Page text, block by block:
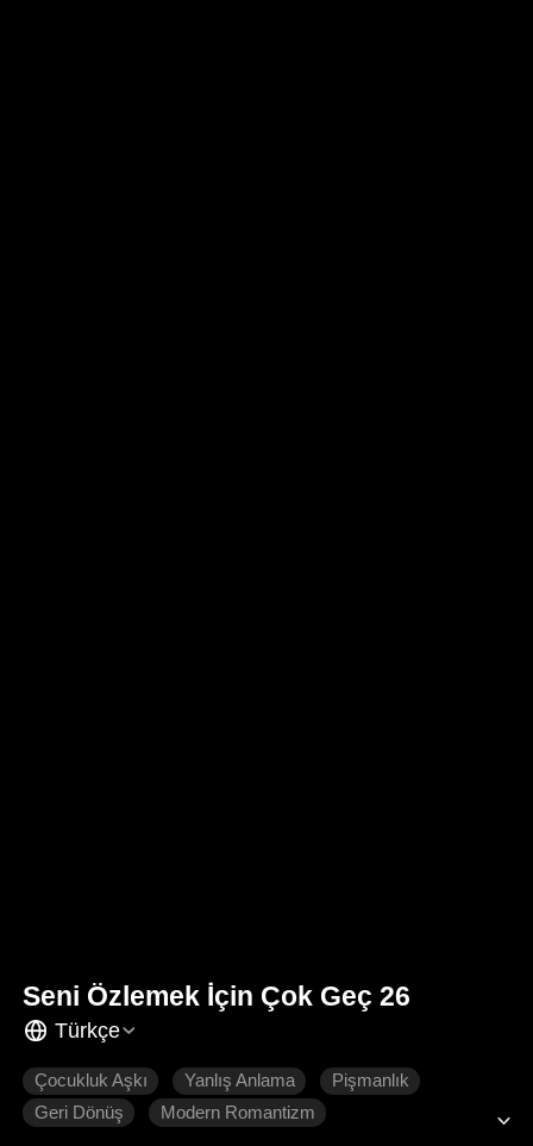
Seni Özlemek İçin Çok Geç 26
Türkçe
Çocukluk Aşkı Yanlış Anlama
Pişmanlık
Geri Dönüş
Modern Romantizm